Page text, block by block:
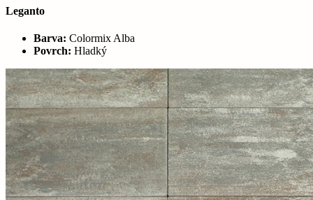
Leganto
Barva: Colormix Alba
Povrch: Hladký